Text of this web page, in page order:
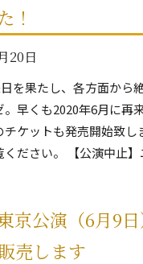
！
20日
を果たし、各方面から
。早くも2020年6月に再
ケットも発売開始致し
ださい。 【公演中止
京公演（6月9
売します